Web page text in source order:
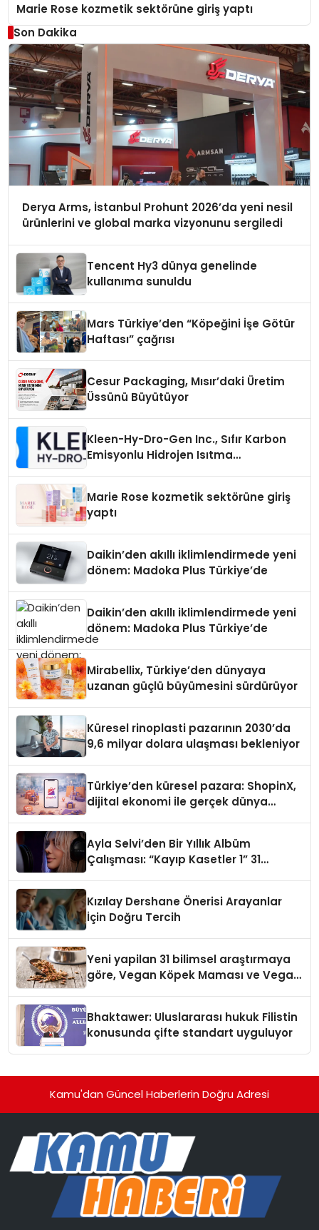
Marie Rose kozmetik sektörüne giriş yaptı
Son Dakika
Derya Arms, İstanbul Prohunt 2026’da yeni nesil
ürünlerini ve global marka vizyonunu sergiledi
Tencent Hy3 dünya genelinde
kullanıma sunuldu
Mars Türkiye’den “Köpeğini İşe Götür
Haftası” çağrısı
Cesur Packaging, Mısır’daki Üretim
Üssünü Büyütüyor
Kleen-Hy-Dro-Gen Inc., Sıfır Karbon
Emisyonlu Hidrojen Isıtma
Marie Rose kozmetik sektörüne giriş
yaptı
Daikin’den akıllı iklimlendirmede yeni
dönem: Madoka Plus Türkiye’de
Daikin’den akıllı iklimlendirmede yeni
dönem: Madoka Plus Türkiye’de
Mirabellix, Türkiye’den dünyaya
uzanan güçlü büyümesini sürdürüyor
Küresel rinoplasti pazarının 2030’da
9,6 milyar dolara ulaşması bekleniyor
Türkiye’den küresel pazara: ShopinX,
dijital ekonomi ile gerçek dünya
Ayla Selvi’den Bir Yıllık Albüm
Çalışması: “Kayıp Kasetler 1” 31
Kızılay Dershane Önerisi Arayanlar
İçin Doğru Tercih
Yeni yapilan 31 bilimsel araştırmaya
göre, Vegan Köpek Maması ve Vegan
Bhaktawer: Uluslararası hukuk Filistin
konusunda çifte standart uyguluyor
Kamu'dan Güncel Haberlerin Doğru Adresi